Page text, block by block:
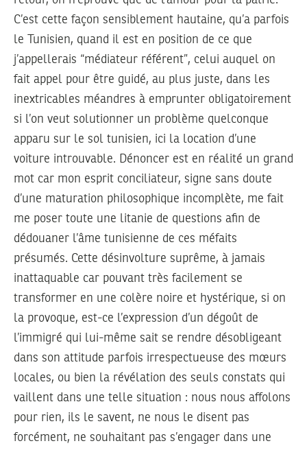
C’est cette façon sensiblement hautaine, qu’a parfois
le Tunisien, quand il est en position de ce que
j’appellerais “médiateur référent”, celui auquel on
fait appel pour être guidé, au plus juste, dans les
inextricables méandres à emprunter obligatoirement
si l’on veut solutionner un problème quelconque
apparu sur le sol tunisien, ici la location d’une
voiture introuvable. Dénoncer est en réalité un grand
mot car mon esprit conciliateur, signe sans doute
d’une maturation philosophique incomplète, me fait
me poser toute une litanie de questions afin de
dédouaner l’âme tunisienne de ces méfaits
présumés. Cette désinvolture suprême, à jamais
inattaquable car pouvant très facilement se
transformer en une colère noire et hystérique, si on
la provoque, est-ce l’expression d’un dégoût de
l’immigré qui lui-même sait se rendre désobligeant
dans son attitude parfois irrespectueuse des mœurs
locales, ou bien la révélation des seuls constats qui
vaillent dans une telle situation : nous nous affolons
pour rien, ils le savent, ne nous le disent pas
forcément, ne souhaitant pas s’engager dans une